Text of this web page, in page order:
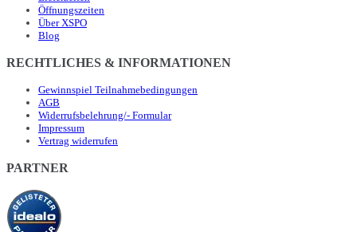
Öffnungszeiten
Über XSPO
Blog
RECHTLICHES & INFORMATIONEN
Gewinnspiel Teilnahmebedingungen
AGB
Widerrufsbelehrung/- Formular
Impressum
Vertrag widerrufen
PARTNER